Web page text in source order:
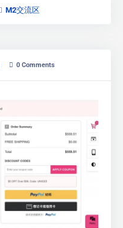
M2交流区
0 Comments